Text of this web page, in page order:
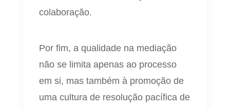
colaboração.
Por fim, a qualidade na mediação
não se limita apenas ao processo
em si, mas também à promoção de
uma cultura de resolução pacífica de